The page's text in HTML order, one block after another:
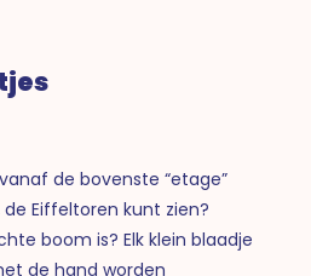
de bovenste “etage”
Eiffeltoren kunt zien?
boom is? Elk klein blaadje
de hand worden